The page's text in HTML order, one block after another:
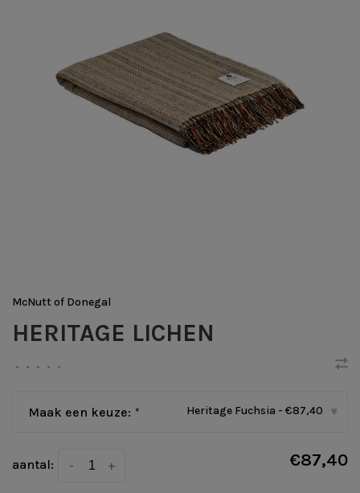
McNutt of Donegal
HERITAGE LICHEN
• • • • •
Maak een keuze: * Heritage Fuchsia - €87,40 ▾
aantal: +
- €87,40